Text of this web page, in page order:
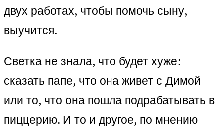
двух работах, чтобы помочь сыну,
выучится.
Светка не знала, что будет хуже:
сказать папе, что она живет с Димой
или то, что она пошла подрабатывать в
пиццерию. И то и другое, по мнению